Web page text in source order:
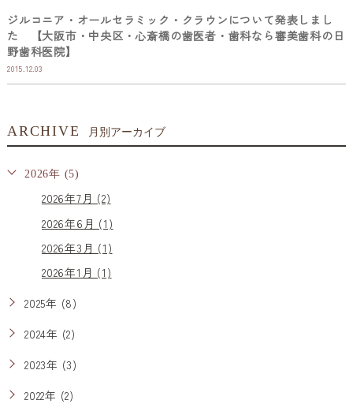
ジルコニア・オールセラミック・クラウンについて発表しまし
た 【大阪市・中央区・心斎橋の歯医者・歯科なら審美歯科の日
野歯科医院】
2015.12.03
ARCHIVE 月別アーカイブ
2026年 (5)
2026年7月 (2)
2026年6月 (1)
2026年3月 (1)
2026年1月 (1)
2025年 (8)
2024年 (2)
2023年 (3)
2022年 (2)